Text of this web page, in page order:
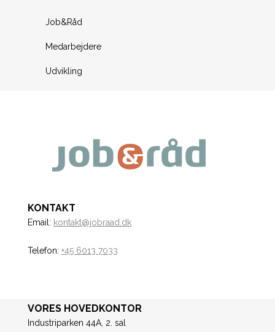
Job&Råd
Medarbejdere
Udvikling
KONTAKT
Email: kontakt@jobraad.dk
Telefon: +45 6013 7033
VORES HOVEDKONTOR
Industriparken 44A, 2. sal